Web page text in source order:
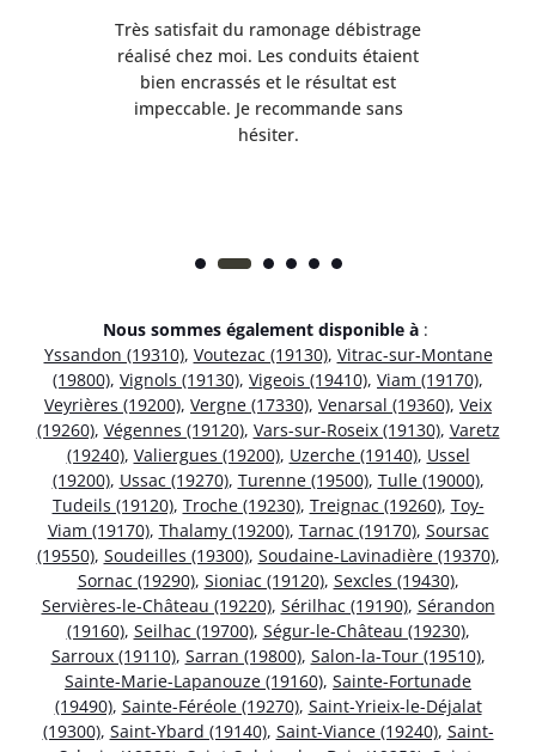
Très satisfait du ramonage débistrage
réalisé chez moi. Les conduits étaient
bien encrassés et le résultat est
impeccable. Je recommande sans
hésiter.
Nous sommes également disponible à :
Yssandon (19310), Voutezac (19130), Vitrac-sur-Montane
(19800), Vignols (19130), Vigeois (19410), Viam (19170),
Veyrières (19200), Vergne (17330), Venarsal (19360), Veix
(19260), Végennes (19120), Vars-sur-Roseix (19130), Varetz
(19240), Valiergues (19200), Uzerche (19140), Ussel
(19200), Ussac (19270), Turenne (19500), Tulle (19000),
Tudeils (19120), Troche (19230), Treignac (19260), Toy-
Viam (19170), Thalamy (19200), Tarnac (19170), Soursac
(19550), Soudeilles (19300), Soudaine-Lavinadière (19370),
Sornac (19290), Sioniac (19120), Sexcles (19430),
Servières-le-Château (19220), Sérilhac (19190), Sérandon
(19160), Seilhac (19700), Ségur-le-Château (19230),
Sarroux (19110), Sarran (19800), Salon-la-Tour (19510),
Sainte-Marie-Lapanouze (19160), Sainte-Fortunade
(19490), Sainte-Féréole (19270), Saint-Yrieix-le-Déjalat
(19300), Saint-Ybard (19140), Saint-Viance (19240), Saint-